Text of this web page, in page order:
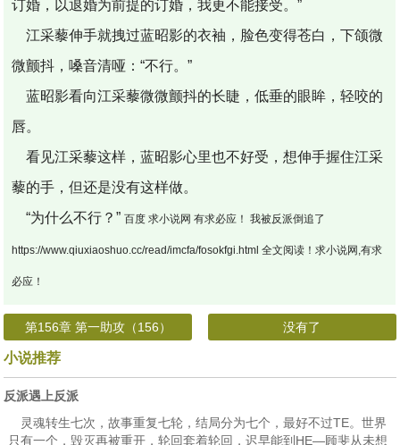
订婚，以退婚为前提的订婚，我更不能接受。”
江采藜伸手就拽过蓝昭影的衣袖，脸色变得苍白，下颌微
微颤抖，嗓音清哑：“不行。”
蓝昭影看向江采藜微微颤抖的长睫，低垂的眼眸，轻咬的
唇。
看见江采藜这样，蓝昭影心里也不好受，想伸手握住江采
藜的手，但还是没有这样做。
“为什么不行？”百度 求小说网 有求必应！ 我被反派倒追了
https://www.qiuxiaoshuo.cc/read/imcfa/fosokfgi.html 全文阅读！求小说网,有求
必应！
第156章 第一助攻（156） 没有了
小说推荐
反派遇上反派
灵魂转生七次，故事重复七轮，结局分为七个，最好不过TE。世界
只有一个，毁灭再被重开，轮回套着轮回，迟早能到HE—顾斐从未想